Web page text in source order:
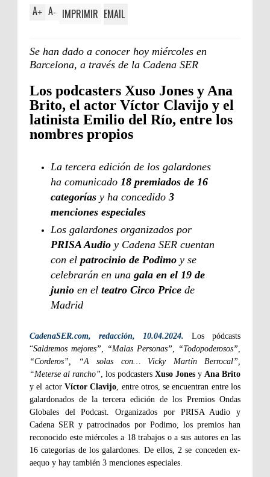
A+ A- IMPRIMIR EMAIL
Se han dado a conocer hoy miércoles en
Barcelona, a través de la Cadena SER
Los podcasters Xuso Jones y Ana
Brito, el actor Víctor Clavijo y el
latinista Emilio del Río, entre los
nombres propios
La tercera edición de los galardones
ha comunicado 18 premiados de 16
categorías y ha concedido 3
menciones especiales
Los galardones organizados por
PRISA Audio y Cadena SER cuentan
con el patrocinio de Podimo y se
celebrarán en una gala en el 19 de
junio en el teatro Circo Price de
Madrid
CadenaSER.com, redacción, 10.04.2024.
Los pódcasts
“Saldremos mejores”, “Malas Personas”, “Todopoderosos”,
“Corderos”, “A solas con… Vicky Martín Berrocal”,
“Meterse al rancho” , los podcasters Xuso Jones y Ana Brito
y el actor Víctor Clavijo , entre otros, se encuentran entre los
galardonados de la tercera edición de los Premios Ondas
Globales del Podcast. Organizados por PRISA Audio y
Cadena SER y patrocinados por Podimo, los premios han
reconocido este miércoles a 18 trabajos o a sus autores en las
16 categorías de los galardones. De ellos, 2 se conceden ex-
aequo y hay también 3 menciones especiales.